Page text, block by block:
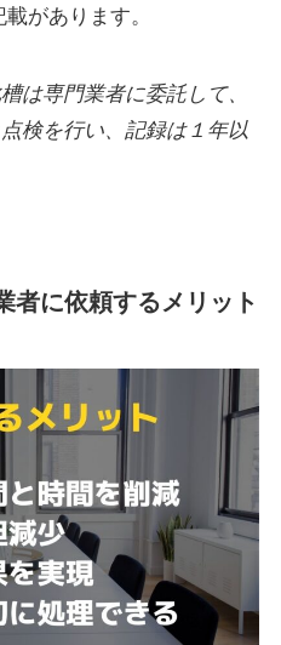
があります。
は専門業者に委託して、
検を行い、記録は１年以
者に依頼するメリット